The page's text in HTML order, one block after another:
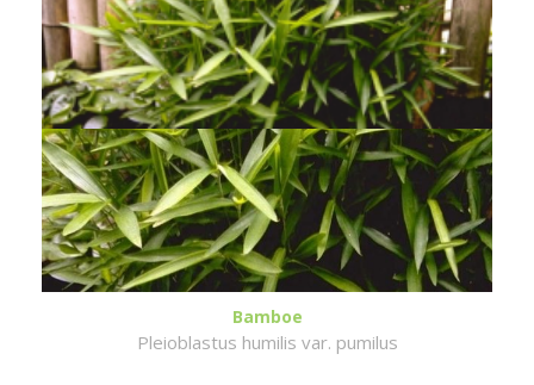
Bamboe
Pleioblastus humilis var. pumilus